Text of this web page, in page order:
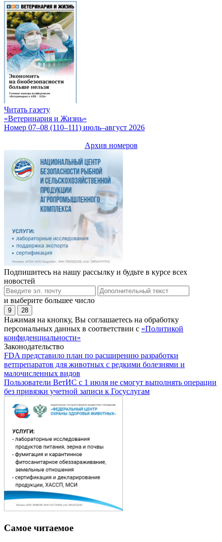
Читать газету
«Ветеринария и Жизнь»
Номер 07–08 (110–111) июль–август 2026
Архив номеров
Подпишитесь на нашу рассылку и будьте в курсе всех
новостей
и выберите большее число
9 28
Нажимая на кнопку, Вы соглашаетесь на обработку
персональных данных в соответствии с «Политикой
конфиденциальности»
Законодательство
FDA представило план по расширению разработки
ветпрепаратов для животных с редкими болезнями и
малочисленных видов
Пользователи ВетИС с 1 июля не смогут выполнять операции
без привязки учетной записи к Госуслугам
Самое читаемое